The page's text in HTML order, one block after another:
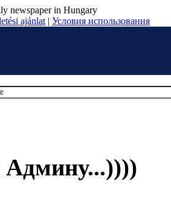
newspaper in Hungary
ajánlat | Условия использования